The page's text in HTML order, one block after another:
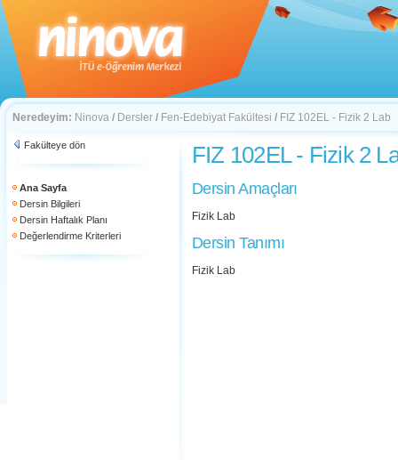
Neredeyim: Ninova / Dersler / Fen-Edebiyat Fakültesi / FIZ 102EL - Fizik 2 Lab
Fakülteye dön
Ana Sayfa
Dersin Bilgileri
Dersin Haftalık Planı
Değerlendirme Kriterleri
FIZ 102EL - Fizik 2
Dersin Amaçları
Fizik Lab
Dersin Tanımı
Fizik Lab